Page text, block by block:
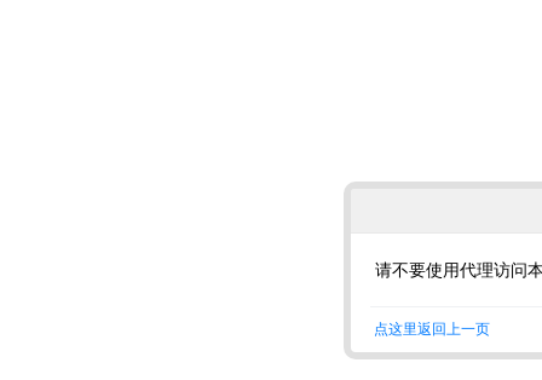
请不要使用代理访问
点这里返回上一页